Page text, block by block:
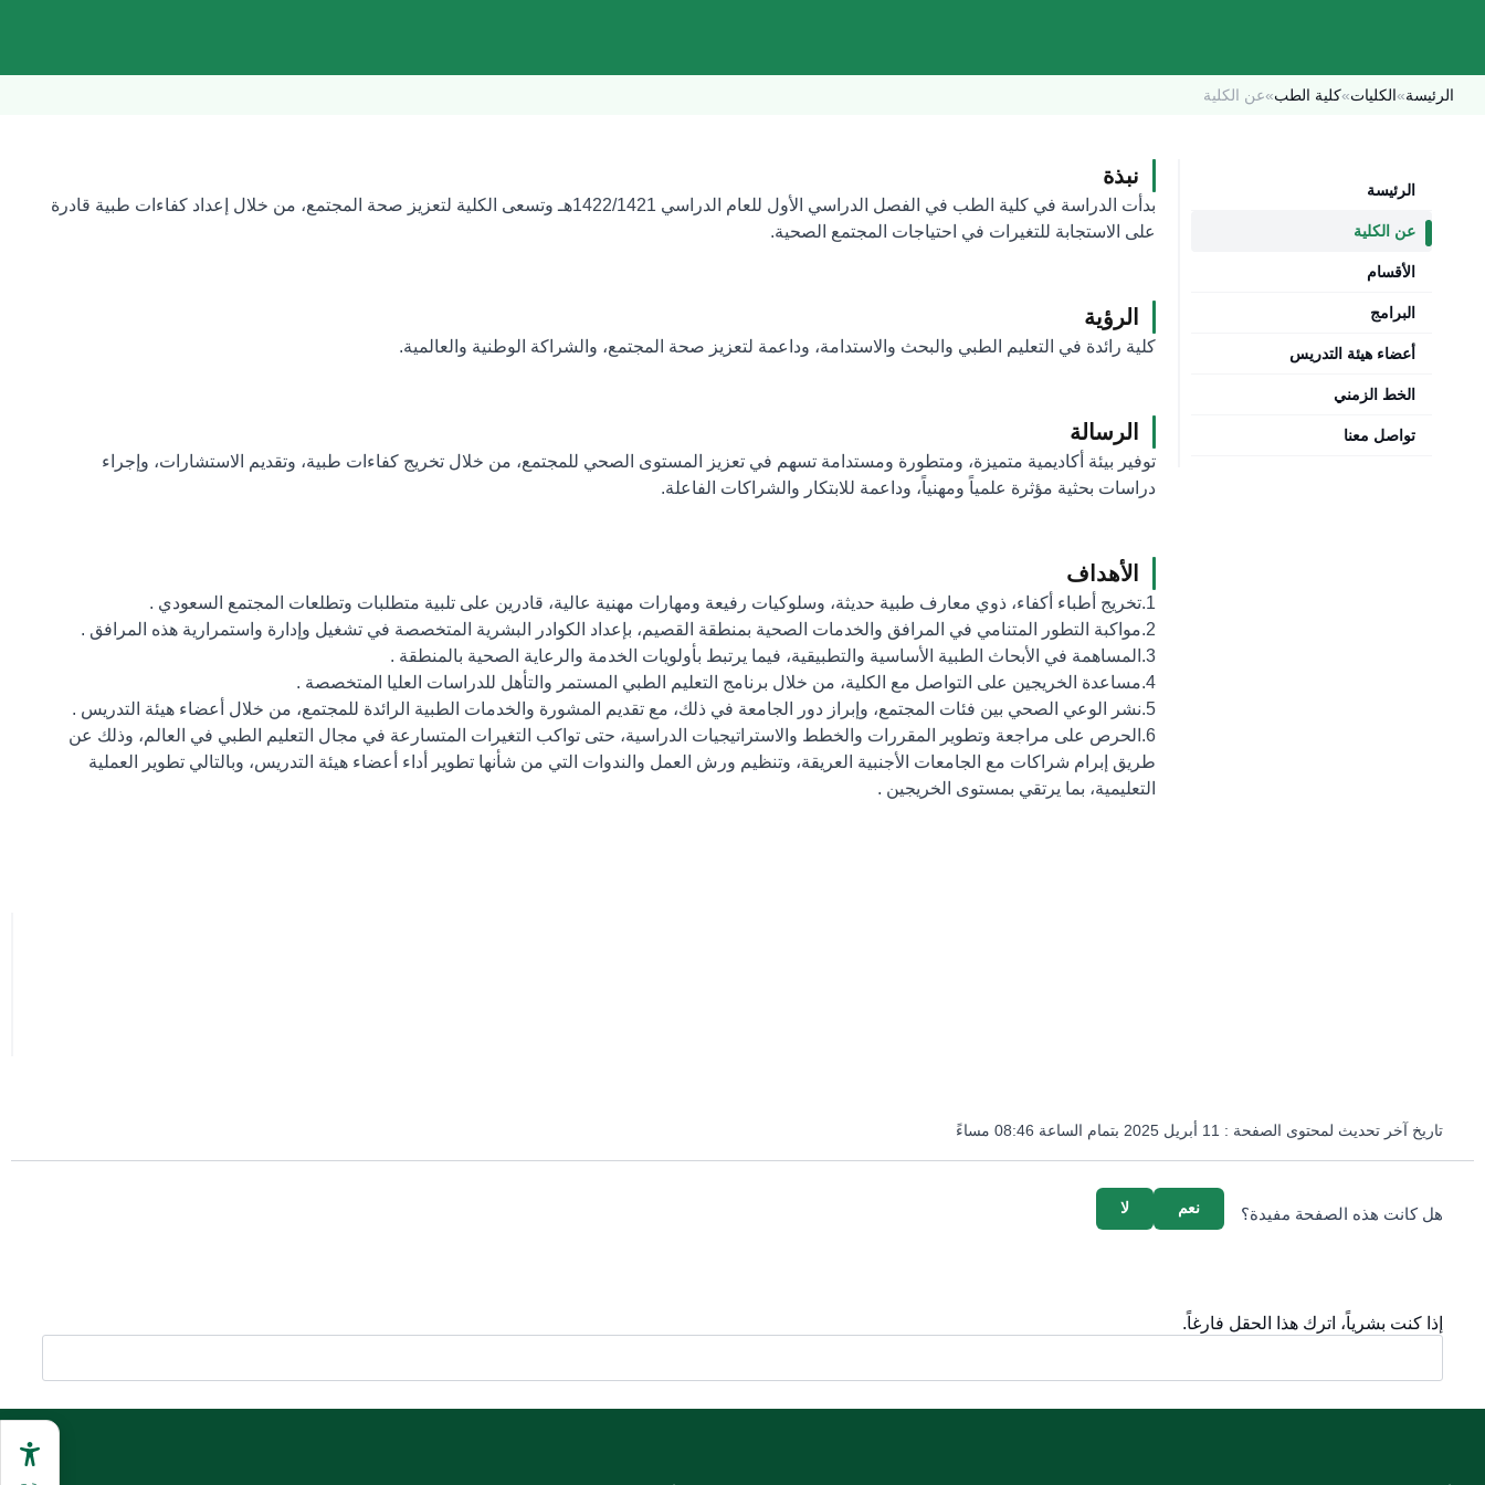
الرئيسة»الكليات»كلية الطب»عن الكلية
الرئيسة
عن الكلية
الأقسام
البرامج
أعضاء هيئة التدريس
الخط الزمني
تواصل معنا
نبذة
بدأت الدراسة في كلية الطب في الفصل الدراسي الأول للعام الدراسي 1422/1421هـ وتسعى الكلية لتعزيز صحة المجتمع، من خلال إعداد كفاءات طبية قادرة
على الاستجابة للتغيرات في احتياجات المجتمع الصحية.
الرؤية
كلية رائدة في التعليم الطبي والبحث والاستدامة، وداعمة لتعزيز صحة المجتمع، والشراكة الوطنية والعالمية.
الرسالة
توفير بيئة أكاديمية متميزة، ومتطورة ومستدامة تسهم في تعزيز المستوى الصحي للمجتمع، من خلال تخريج كفاءات طبية، وتقديم الاستشارات، وإجراء
دراسات بحثية مؤثرة علمياً ومهنياً، وداعمة للابتكار والشراكات الفاعلة.
الأهداف
1.تخريج أطباء أكفاء، ذوي معارف طبية حديثة، وسلوكيات رفيعة ومهارات مهنية عالية، قادرين على تلبية متطلبات وتطلعات المجتمع السعودي .
2.مواكبة التطور المتنامي في المرافق والخدمات الصحية بمنطقة القصيم، بإعداد الكوادر البشرية المتخصصة في تشغيل وإدارة واستمرارية هذه المرافق .
3.المساهمة في الأبحاث الطبية الأساسية والتطبيقية، فيما يرتبط بأولويات الخدمة والرعاية الصحية بالمنطقة .
4.مساعدة الخريجين على التواصل مع الكلية، من خلال برنامج التعليم الطبي المستمر والتأهل للدراسات العليا المتخصصة .
5.نشر الوعي الصحي بين فئات المجتمع، وإبراز دور الجامعة في ذلك، مع تقديم المشورة والخدمات الطبية الرائدة للمجتمع، من خلال أعضاء هيئة التدريس .
6.الحرص على مراجعة وتطوير المقررات والخطط والاستراتيجيات الدراسية، حتى تواكب التغيرات المتسارعة في مجال التعليم الطبي في العالم، وذلك عن
طريق إبرام شراكات مع الجامعات الأجنبية العريقة، وتنظيم ورش العمل والندوات التي من شأنها تطوير أداء أعضاء هيئة التدريس، وبالتالي تطوير العملية
التعليمية، بما يرتقي بمستوى الخريجين .
تاريخ آخر تحديث لمحتوى الصفحة : 11 أبريل 2025 بتمام الساعة 08:46 مساءً
هل كانت هذه الصفحة مفيدة؟ لا نعم
إذا كنت بشرياً، اترك هذا الحقل فارغاً.